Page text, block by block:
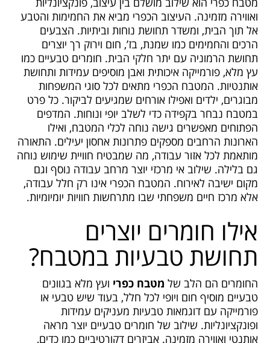
ואווירה מזמינה. העיצוב הכפרי מביא את החמימות והטבע
אל תוך הבית, ומשדר תחושת נוחות וביתיות. הצבעים
הרכים והחמימים כמו שמנת, בז’, חום וירוק רך יוצרים
תחושת הרמוניה עם יתר חלקי הבית. חומרים טבעיים כמו
עץ מלא, פורמייקה איכותית ואבן מוסיפים עמידות ותחושת
אותנטיות. המטבח הכפרי מתאים לכל סוגי המשפחות
מבוגרים, ילדים ואפילו אורחים שמגיעים לביקור. כל פרט
במטבח נבחר בקפידה כדי לשלב יופי ונוחות. המדפים
הפתוחים מאפשרים גישה נוחה לכלי המטבח, ואילו
הארונות הרחבים מספקים פתרונות אחסון יעילים. התאורה
מותאמת לכל אזור עבודה, מה שמבטיח חוויית שימוש נוחה
גם בלילה. שילוב אי מרכזי יוצר מרחב עבודה נוסף וגם
מקום ישיבה לאירוח. המטבח הכפרי אינו רק חלל עבודה,
אלא מרכז חיים משפחתי שבו מתרחשות חוויות יומיומיות.
אילו חומרים יוצרים
תחושת טבעיות במטבח?
החומרים הם הלב של מטבח כפרי ועץ מלא בגוונים
טבעיים מוסיף חום ויופי לכל חלל, בעוד שיש טבעי או
פורמייקה עם דוגמאות טבעיות מעניקים עמידות
ופונקציונליות. שילוב של חומרים טבעיים יוצר מראה
אותנטי ואווירה מזמינה. אביזרים דקורטיביים כמו כדים,